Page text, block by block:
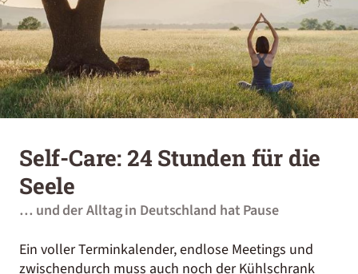
Self-Care: 24 Stunden für die
Seele
… und der Alltag in Deutschland hat Pause
Ein voller Terminkalender, endlose Meetings und
zwischendurch muss auch noch der Kühlschrank